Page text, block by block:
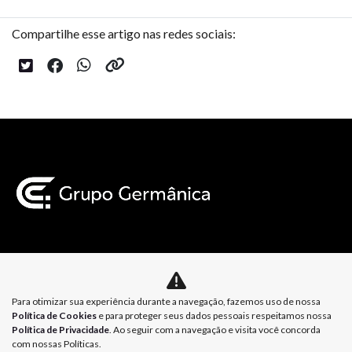
Compartilhe esse artigo nas redes sociais:
Política de Privacidade Política de Cookies
Para otimizar sua experiência durante a navegação, fazemos uso de nossa
Política de Cookies e para proteger seus dados pessoais respeitamos nossa
Política de Privacidade. Ao seguir com a navegação e visita você concorda
com nossas Políticas.